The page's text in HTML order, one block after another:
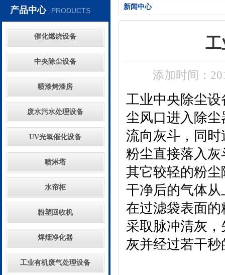
产品中心 PRODUCTS
催化燃烧设备
中央除尘设备
喷漆烤漆房
废水污水处理设备
UV光氧催化设备
喷淋塔
水帘柜
粉塑回收机
焊烟净化器
工业有机废气处理设备
新闻中心
添加时间：
工业中央除尘
尘风口进入除
流向灰斗，同
粉尘直接落入
其它较轻的粉
干净后的气体
在过滤袋表面
采取脉冲清灰
灰并经过若干